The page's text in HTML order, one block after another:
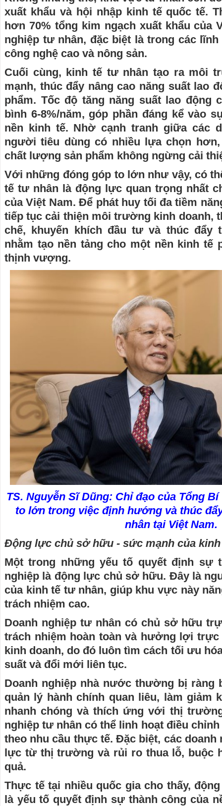
xuất khẩu và hội nhập kinh tế quốc tế.
hơn 70% tổng kim ngạch xuất khẩu của
nghiệp tư nhân, đặc biệt là trong các
công nghệ cao và nông sản.
Cuối cùng, kinh tế tư nhân tạo ra môi
mạnh, thúc đẩy nâng cao năng suất lao
phẩm. Tốc độ tăng năng suất lao động
bình 6-8%/năm, góp phần đáng kể vào
nền kinh tế. Nhờ cạnh tranh giữa các
người tiêu dùng có nhiều lựa chọn
chất lượng sản phẩm không ngừng cải
Với những đóng góp to lớn như vậy, có
tế tư nhân là động lực quan trọng nhất
của Việt Nam. Để phát huy tối đa tiềm
tiếp tục cải thiện môi trường kinh doanh,
chế, khuyến khích đầu tư và thúc đẩy
nhằm tạo nền tảng cho một nền kinh tế
thịnh vượng.
TS. Nguyễn Sĩ Dũng: Chỉ đạo của Tổng
to lớn trong việc định hướng và thúc
nhân tại Việt Nam.
Động lực chủ sở hữu - sức mạnh của
Một trong những yếu tố quyết định sự
nghiệp là động lực chủ sở hữu. Đây là
của kinh tế tư nhân, giúp khu vực này
trách nhiệm cao.
Doanh nghiệp tư nhân có chủ sở hữu
trách nhiệm hoàn toàn và hưởng lợi
kinh doanh, do đó luôn tìm cách tối ưu
suất và đổi mới liên tục.
Doanh nghiệp nhà nước thường bị ràng
quản lý hành chính quan liêu, làm giảm
nhanh chóng và thích ứng với thị
nghiệp tư nhân có thể linh hoạt điều
theo nhu cầu thực tế. Đặc biệt, các doanh
lực từ thị trường và rủi ro thua lỗ, buộc
quả.
Thực tế tại nhiều quốc gia cho thấy,
là yếu tố quyết định sự thành công của